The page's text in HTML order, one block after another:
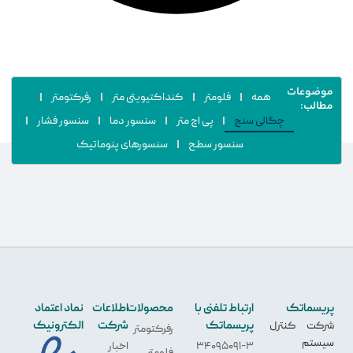
موضوعات
مطالب:
همه فلومتر کنداکتیویتی متر
رفرکتومتر
چگالی سنج
پی اچ متر سنسور دما
سنسور فشار
سنسور سطح
سنسورهای پنوماتیک
پریسماتک
شرکت کنترل
سیستم
ارتباط تلفنی با
پریسماتک
34095091-3
محصولات
رفرکتومتر
اطلاعات
شرکت
اخبار
نماد اعتماد
الکترونیک